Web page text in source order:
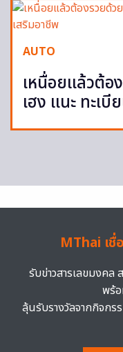
AUTO
เหนื่อยแล้วต้อ
เฮง แนะ ทะเ
MThai เชื่
รับข่าวสารเลขมงคล
พร้อ
ลุ้นรับรางวัลจากกิจกร